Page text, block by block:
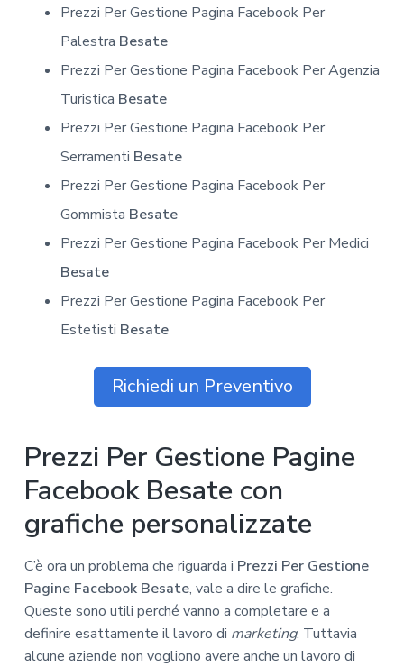
Prezzi Per Gestione Pagina Facebook Per
Palestra Besate
Prezzi Per Gestione Pagina Facebook Per Agenzia
Turistica Besate
Prezzi Per Gestione Pagina Facebook Per
Serramenti Besate
Prezzi Per Gestione Pagina Facebook Per
Gommista Besate
Prezzi Per Gestione Pagina Facebook Per Medici
Besate
Prezzi Per Gestione Pagina Facebook Per
Estetisti Besate
Richiedi un Preventivo
Prezzi Per Gestione Pagine
Facebook Besate con
grafiche personalizzate
C’è ora un problema che riguarda i Prezzi Per Gestione
Pagine Facebook Besate, vale a dire le grafiche.
Queste sono utili perché vanno a completare e a
definire esattamente il lavoro di marketing. Tuttavia
alcune aziende non vogliono avere anche un lavoro di